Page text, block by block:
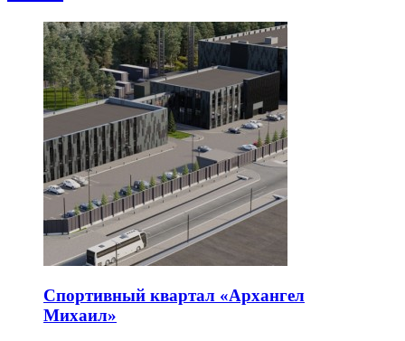
Спортивный квартал «Архангел
Михаил»